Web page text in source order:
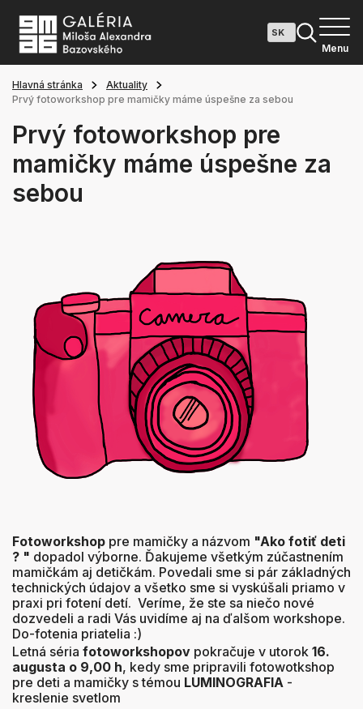
Menu
Hlavná stránka
Aktuality
Prvý fotoworkshop pre mamičky máme úspešne za sebou
Prvý fotoworkshop pre
mamičky máme úspešne za
sebou
Fotoworkshop pre mamičky a názvom "Ako fotiť deti
? " dopadol výborne. Ďakujeme všetkým zúčastnením
mamičkám aj detičkám. Povedali sme si pár základných
technických údajov a všetko sme si vyskúšali priamo v
praxi pri fotení detí. Veríme, že ste sa niečo nové
dozvedeli a radi Vás uvidíme aj na ďalšom workshope.
Do-fotenia priatelia :)
Letná séria fotoworkshopov pokračuje v utorok 16.
augusta o 9,00 h, kedy sme pripravili fotowotkshop
pre deti a mamičky s témou LUMINOGRAFIA -
kreslenie svetlom